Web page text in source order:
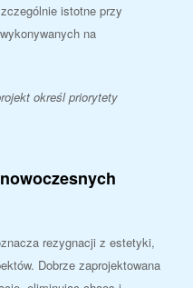
istotne przy
na
określ priorytety
rezygnacji z estetyki,
Dobrze zaprojektowana